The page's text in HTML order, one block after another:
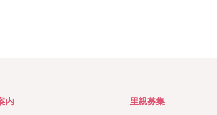
内 里親募集